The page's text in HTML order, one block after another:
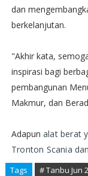
dan
berkelanjutan.
"Akhir kata,
inspirasi bagi
pembangunan
Makmur, dan
Adapun alat berat
Tronton Scania
Tags # Tanbu Jun